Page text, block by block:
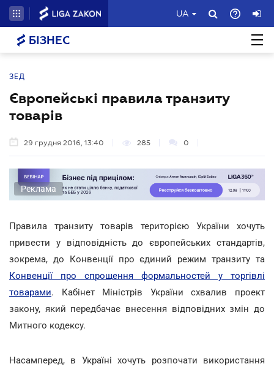
UA
БІЗНЕС
ЗЕД
Європейські правила транзиту
товарів
29 грудня 2016, 13:40 285 0
Реклама
Правила транзиту товарів територією України хочуть
привести у відповідність до європейських стандартів,
зокрема, до Конвенції про єдиний режим транзиту та
Конвенції про спрощення формальностей у торгівлі
товарами. Кабінет Міністрів України схвалив проект
закону, який передбачає внесення відповідних змін до
Митного кодексу.
Насамперед, в Україні хочуть розпочати використання